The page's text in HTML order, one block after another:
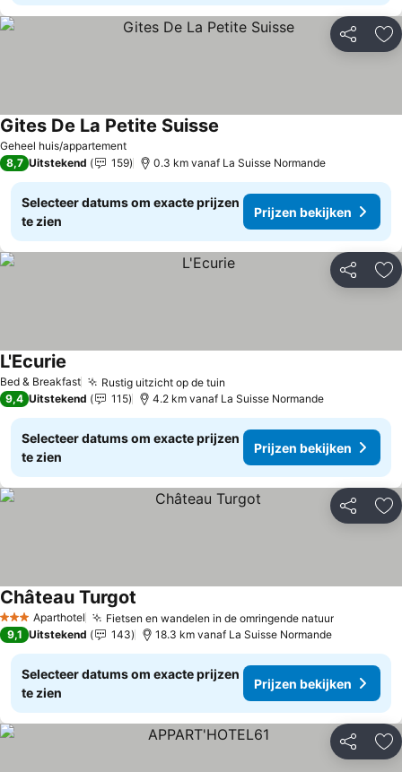
Delen
Geheel huis/appartement
Gites De La Petite Suisse
8,7 Uitstekend 159 0.3 km vanaf La Suisse Normande
Selecteer datums om exacte prijzen
te zien
Prijzen bekijken
Delen
Bed & Breakfast Rustig uitzicht op de tuin
L'Ecurie
9,4 Uitstekend 115 4.2 km vanaf La Suisse Normande
Selecteer datums om exacte prijzen
te zien
Prijzen bekijken
Delen
3 SterrenAparthotel Fietsen en wandelen in de omringende natuur
Château Turgot
9,1 Uitstekend 143 18.3 km vanaf La Suisse Normande
Selecteer datums om exacte prijzen
te zien
Prijzen bekijken
Delen